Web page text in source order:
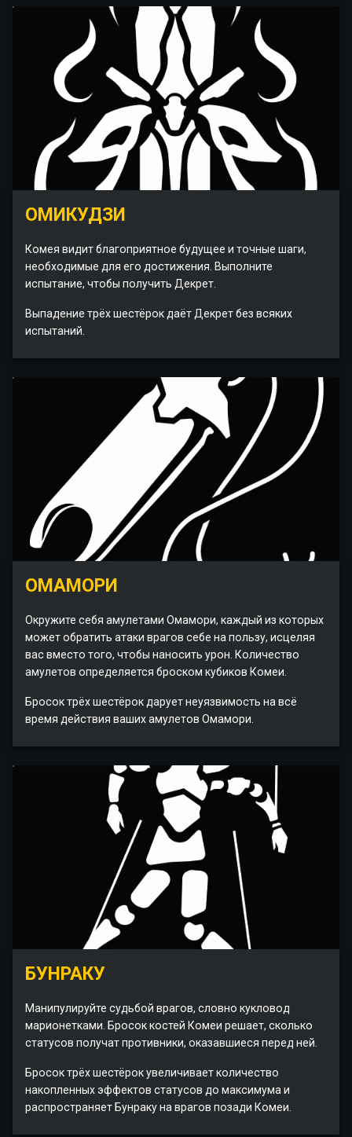
ОМИКУДЗИ
Комея видит благоприятное будущее и точные шаги,
необходимые для его достижения. Выполните
испытание, чтобы получить Декрет.
Выпадение трёх шестёрок даёт Декрет без всяких
испытаний.
ОМАМОРИ
Окружите себя амулетами Омамори, каждый из которых
может обратить атаки врагов себе на пользу, исцеляя
вас вместо того, чтобы наносить урон. Количество
амулетов определяется броском кубиков Комеи.
Бросок трёх шестёрок дарует неуязвимость на всё
время действия ваших амулетов Омамори.
БУНРАКУ
Манипулируйте судьбой врагов, словно кукловод
марионетками. Бросок костей Комеи решает, сколько
статусов получат противники, оказавшиеся перед ней.
Бросок трёх шестёрок увеличивает количество
накопленных эффектов статусов до максимума и
распространяет Бунраку на врагов позади Комеи.